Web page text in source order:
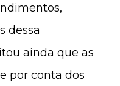
dessa
ainda que as
por conta dos